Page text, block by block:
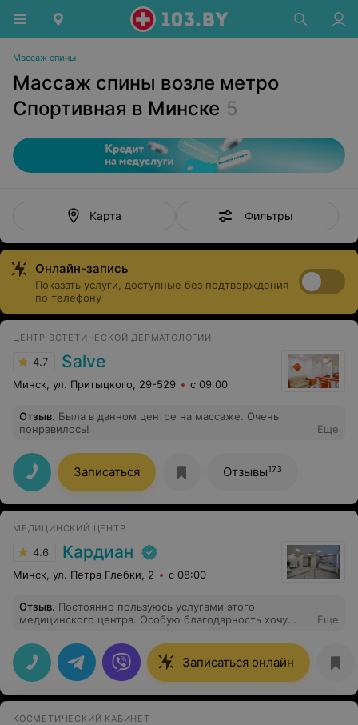
Массаж спины
Массаж спины возле метро
Спортивная в Минске 5
Карта Фильтры
Онлайн-запись
Показать услуги, доступные без подтверждения
по телефону
ЦЕНТР ЭСТЕТИЧЕСКОЙ ДЕРМАТОЛОГИИ
4.7 Salve
Минск, ул. Притыцкого, 29-529 с 09:00
Отзыв. Была в данном центре на массаже. Очень
понравилось!
Еще
Записаться Отзывы173
МЕДИЦИНСКИЙ ЦЕНТР
4.6 Кардиан
Минск, ул. Петра Глебки, 2 с 08:00
Отзыв. Постоянно пользуюсь услугами этого
медицинского центра. Особую благодарность хочу
уникальный доктор, замечательный человек и
прекрасный специалист
Еще
Записаться онлайн
КОСМЕТИЧЕСКИЙ КАБИНЕТ